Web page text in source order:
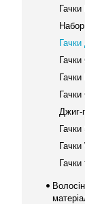
Гачки
Джиг-
Гачки